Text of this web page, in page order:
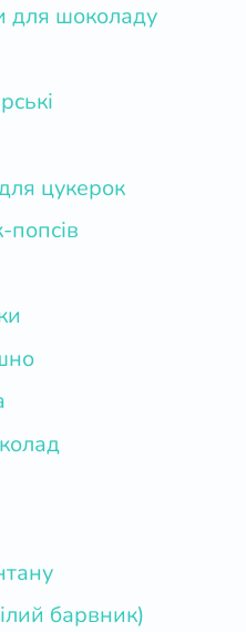
для шоколаду
цукерок
барвник)